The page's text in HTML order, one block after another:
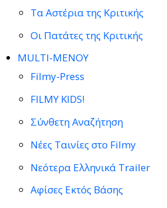
Τα Αστέρια της Κριτικής
Οι Πατάτες της Κριτικής
MULTI-ΜΕΝΟΥ
Filmy-Press
FILMY KIDS!
Σύνθετη Αναζήτηση
Νέες Ταινίες στο Filmy
Νεότερα Ελληνικά Trailer
Αφίσες Εκτός Βάσης